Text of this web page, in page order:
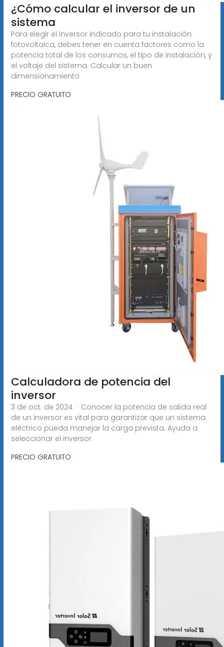
¿Cómo calcular el inversor de un
sistema
Para elegir el inversor indicado para tu instalación
fotovoltaica, debes tener en cuenta factores como la
potencia total de los consumos, el tipo de instalación, y
el voltaje del sistema. Calcular un buen
dimensionamiento
PRECIO GRATUITO
Calculadora de potencia del
inversor
3 de oct. de 2024 · Conocer la potencia de salida real
de un inversor es vital para garantizar que un sistema
eléctrico pueda manejar la carga prevista. Ayuda a
seleccionar el inversor
PRECIO GRATUITO